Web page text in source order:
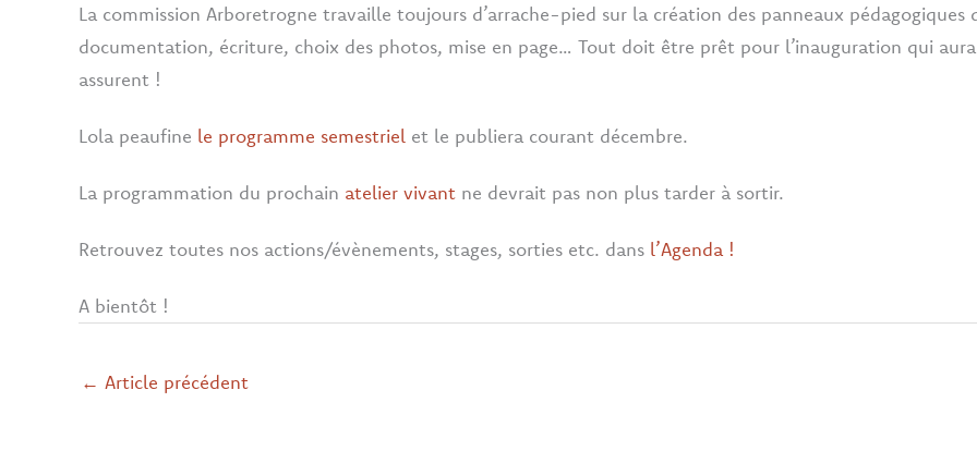
La commission Arboretrogne travaille toujours d’arrache-pied sur la création des panneaux pédagogiques
documentation, écriture, choix des photos, mise en page… Tout doit être prêt pour l’inauguration qui
assurent !
Lola peaufine le programme semestriel et le publiera courant décembre.
La programmation du prochain atelier vivant ne devrait pas non plus tarder à sortir.
Retrouvez toutes nos actions/évènements, stages, sorties etc. dans l’Agenda !
A bientôt !
← Article précédent